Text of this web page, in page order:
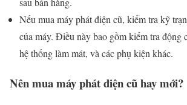
Nếu mua máy phát điện cũ, kiểm tra kỹ
của máy. Điều này bao gồm kiểm tra động
hệ thống làm mát, và các phụ kiện khác.
Nên mua máy phát điện cũ hay mới?